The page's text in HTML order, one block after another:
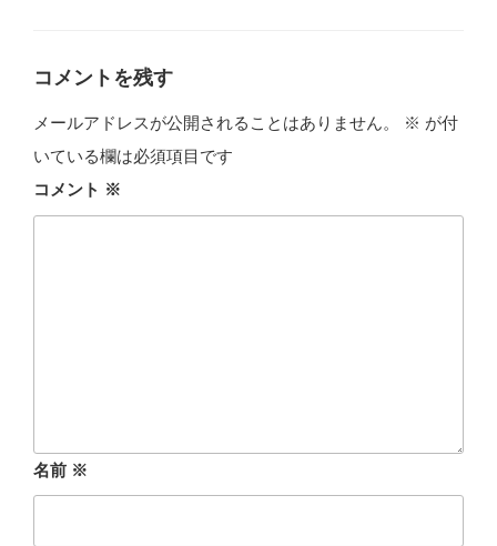
コメントを残す
メールアドレスが公開されることはありません。 ※ が付
いている欄は必須項目です
コメント ※
名前 ※